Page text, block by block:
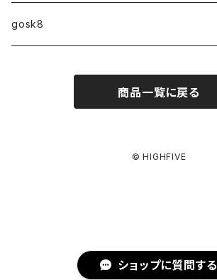
ショップに質問する
ファンシェイプ
HIGHFIVE
MELLOW CONCAVE LOVERS CLUB
NIKE SB ISHOD COLLECTION
gosk8
商品一覧に戻る
© HIGHFIVE